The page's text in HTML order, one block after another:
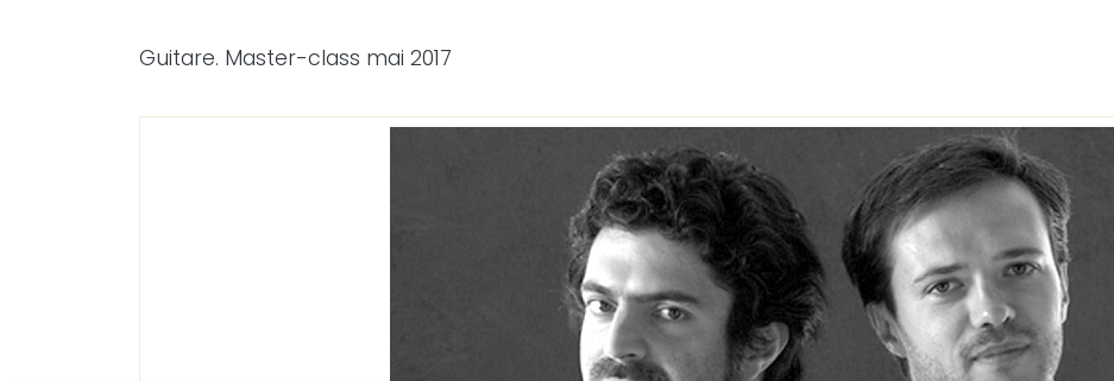
Guitare. Master-class mai 2017